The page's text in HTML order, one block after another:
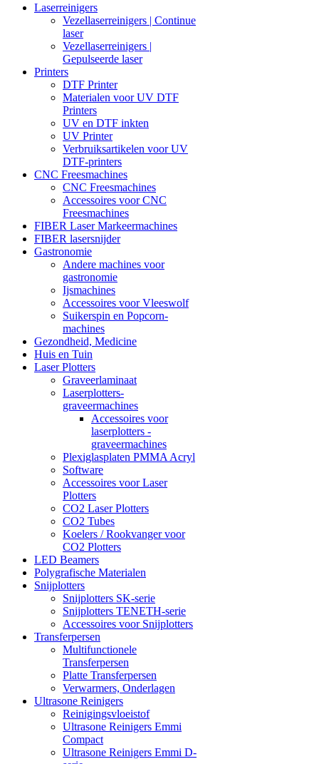
Laserreinigers
Vezellaserreinigers | Continue
laser
Vezellaserreinigers |
Gepulseerde laser
Printers
DTF Printer
Materialen voor UV DTF
Printers
UV en DTF inkten
UV Printer
Verbruiksartikelen voor UV
DTF-printers
CNC Freesmachines
CNC Freesmachines
Accessoires voor CNC
Freesmachines
FIBER Laser Markeermachines
FIBER lasersnijder
Gastronomie
Andere machines voor
gastronomie
Ijsmachines
Accessoires voor Vleeswolf
Suikerspin en Popcorn-
machines
Gezondheid, Medicine
Huis en Tuin
Laser Plotters
Graveerlaminaat
Laserplotters-
graveermachines
Accessoires voor
laserplotters -
graveermachines
Plexiglasplaten PMMA Acryl
Software
Accessoires voor Laser
Plotters
CO2 Laser Plotters
CO2 Tubes
Koelers / Rookvanger voor
CO2 Plotters
LED Beamers
Polygrafische Materialen
Snijplotters
Snijplotters SK-serie
Snijplotters TENETH-serie
Accessoires voor Snijplotters
Transferpersen
Multifunctionele
Transferpersen
Platte Transferpersen
Verwarmers, Onderlagen
Ultrasone Reinigers
Reinigingsvloeistof
Ultrasone Reinigers Emmi
Compact
Ultrasone Reinigers Emmi D-